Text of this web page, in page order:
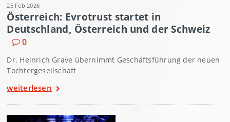
25 Feb 2026
Österreich: Evrotrust startet in
Deutschland, Österreich und der Schweiz
0
Dr. Heinrich Grave übernimmt Geschäftsführung der neuen
Tochtergesellschaft
weiterlesen